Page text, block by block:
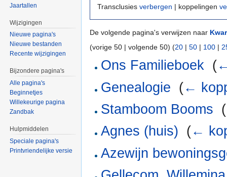
Transclusies verbergen | koppelingen
De volgende pagina's verwijzen naar
(vorige 50 | volgende 50) (20 | 50 | 100 |
Ons Familieboek (
Genealogie (←
Stamboom Booms (
Agnes (huis) (←
Azewijn
Jaartallen
Wijzigingen
Nieuwe pagina's
Nieuwe bestanden
Recente wijzigingen
Bijzondere pagina's
Alle pagina's
Beginnetjes
Willekeurige pagina
Zandbak
Hulpmiddelen
Speciale pagina's
Printvriendelijke versie